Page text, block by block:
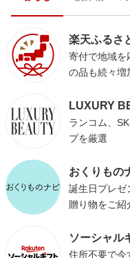
楽天ふるさ
寄付で地域を
の品も続々増
LUXURY
ランコム、
プを厳選
おくりもの
誕生日プレゼ
贈り物をご紹
ソーシャル
住所不要で今